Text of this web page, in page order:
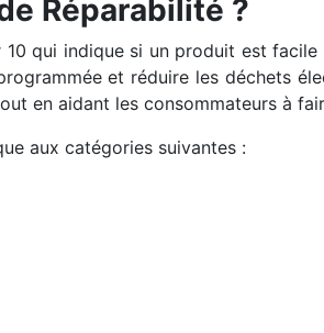
Réparabilité ?
10 qui indique si un produit est
et réduire les déchets
en aidant les consommateurs à
aux catégories suivantes :